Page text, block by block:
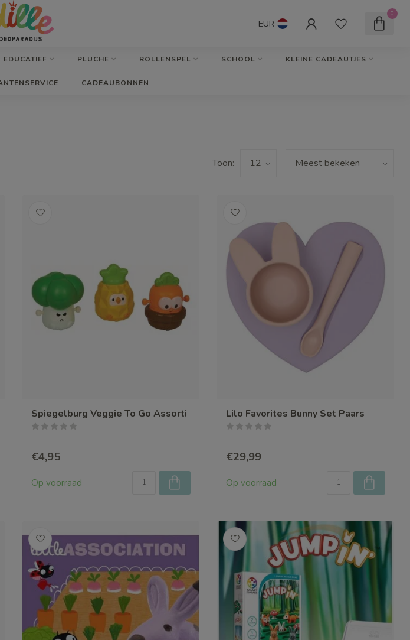
EUR
0
EDUCATIEF PLUCHE ROLLENSPEL SCHOOL KLEINE CADEAUTJES
CADEAUBONNEN
Toon:
Spiegelburg Veggie To Go Assorti
€4,95
Op voorraad
Lilo Favorites Bunny Set Paars
€29,99
Op voorraad